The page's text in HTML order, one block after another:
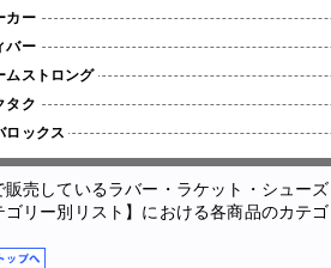
カー
バー
ムストロング
タク
ロックス
売しているラバー・ラケット・シュー
リー別リスト】における各商品のカテ